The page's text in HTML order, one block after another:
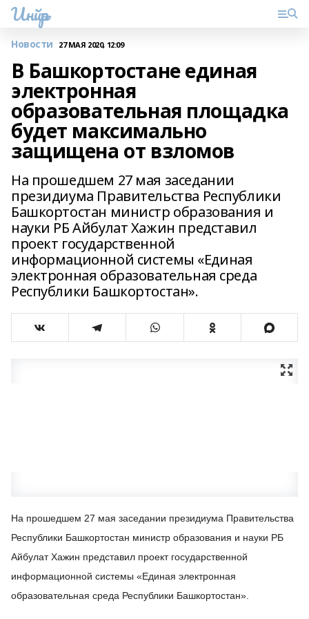
Инйәр
Новости 27 МАЯ 2020, 12:09
В Башкортостане единая
электронная
образовательная площадка
будет максимально
защищена от взломов
На прошедшем 27 мая заседании
президиума Правительства Республики
Башкортостан министр образования и
науки РБ Айбулат Хажин представил
проект государственной
информационной системы «Единая
электронная образовательная среда
Республики Башкортостан».
На прошедшем 27 мая заседании президиума Правительства
Республики Башкортостан министр образования и науки РБ
Айбулат Хажин представил проект государственной
информационной системы «Единая электронная
образовательная среда Республики Башкортостан».